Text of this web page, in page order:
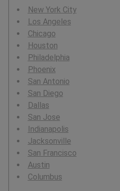
New York City
Los Angeles
Chicago
Houston
Philadelphia
Phoenix
San Antonio
San Diego
Dallas
San Jose
Indianapolis
Jacksonville
San Francisco
Austin
Columbus